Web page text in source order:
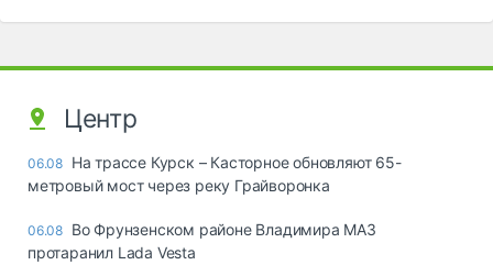
Центр
06.08 На трассе Курск – Касторное обновляют 65-
метровый мост через реку Грайворонка
06.08 Во Фрунзенском районе Владимира МАЗ
протаранил Lada Vesta